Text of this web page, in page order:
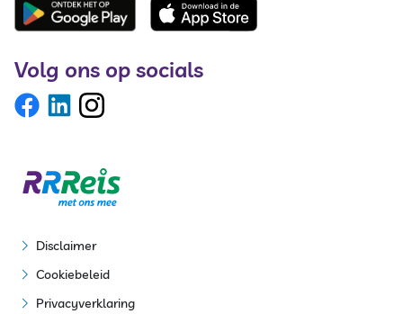
Volg ons op socials
Disclaimer
Cookiebeleid
Privacyverklaring